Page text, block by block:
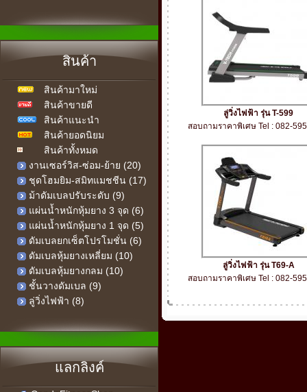
" สายด่วน "
เครื่องออกกำลังกาย
ทุกคำถาม-ทุกปัญหา
เรามีคำตอบ
เรายินดีให้บริการ
สินค้า
สินค้ามาใหม่
สินค้าขายดี
สินค้าแนะนำ
สินค้ายอดนิยม
สินค้าทั้งหมด
งานเซอร์วิส-ซ่อม-ย้าย (20)
ชุดโฮมยิม-สมิทแมชชีน (17)
ม้าดัมเบลปรับระดับ (9)
แผ่นน้ำหนักหุ้มยาง 3 จุด (6)
แผ่นน้ำหนักหุ้มยาง 1 จุด (5)
ดัมเบลยกเซ็ตโปรโมชั่น (6)
ดัมเบลหุ้มยางเหลี่ยม (10)
ดัมเบลหุ้มยางกลม (10)
ชั้นวางดัมเบล (9)
ลู่วิ่งไฟฟ้า (8)
แลกลิงค์
ลู่วิ่งไฟฟ้า รุ่น T-599
สอบถามราคาพิเศษ Tel : 082-
ลู่วิ่งไฟฟ้า รุ่น T69-A
สอบถามราคาพิเศษ Tel : 082-